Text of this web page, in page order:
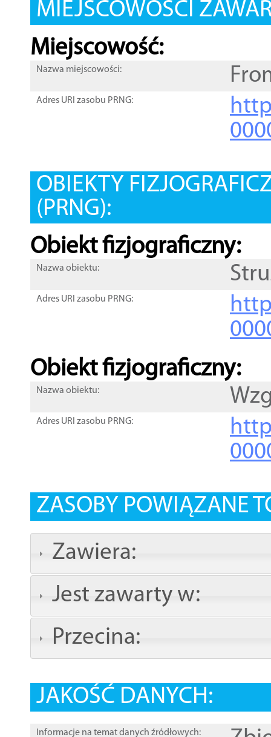
MIEJSCOWOŚCI
Miejscowość:
Nazwa miejscowości:
Adres URI zasobu PRNG:
OBIEKTY
(PRNG):
Obiekt fizjograficzny:
Nazwa obiektu:
Adres URI zasobu PRNG:
Obiekt fizjograficzny:
Nazwa obiektu:
Adres URI zasobu PRNG:
ZASOBY POWIĄZANE
Zawiera:
Jest zawarty w:
Przecina:
JAKOŚĆ DANYCH:
Informacje na temat danych źródłowych: